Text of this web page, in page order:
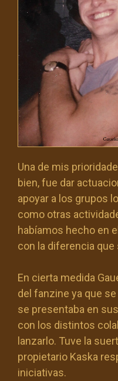
Una de mis
bien, fue dar
apoyar a los grupos
como otras
habíamos hecho en
con la diferencia que
En cierta medida
del fanzine ya que
se presentaba en
con los distintos
lanzarlo. Tuve la
propietario Kaska
iniciativas.